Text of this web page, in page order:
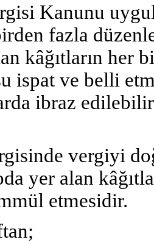
Kanunu
fazla
kâğıtların her
ispat ve belli
ibraz
vergiyi
yer alan
etmesidir.